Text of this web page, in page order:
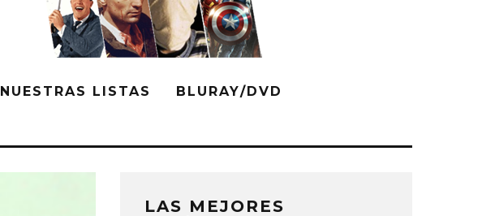
NUESTRAS LISTAS BLURAY/DVD
LAS MEJORES